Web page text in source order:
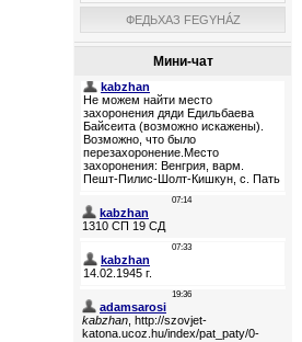
ФЕДЬХАЗ FEGYHÁZ
Мини-чат